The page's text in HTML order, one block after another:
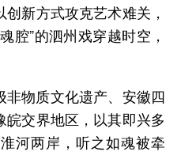
新方式攻克艺术难关，
腔”的泗州戏穿越时空，
物质文化遗产、安徽四
交界地区，以其即兴多
河两岸，听之如魂被牵